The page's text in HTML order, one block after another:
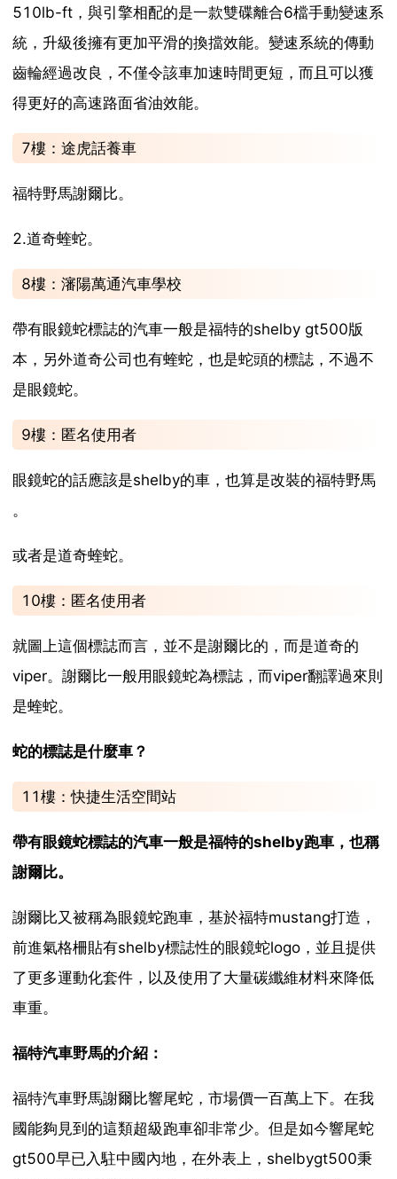
510lb-ft，與引擎相配的是一款雙碟離合6檔手動變速系
統，升級後擁有更加平滑的換擋效能。變速系統的傳動
齒輪經過改良，不僅令該車加速時間更短，而且可以獲
得更好的高速路面省油效能。
7樓：途虎話養車
福特野馬謝爾比。
2.道奇蝰蛇。
8樓：瀋陽萬通汽車學校
帶有眼鏡蛇標誌的汽車一般是福特的shelby gt500版
本，另外道奇公司也有蝰蛇，也是蛇頭的標誌，不過不
是眼鏡蛇。
9樓：匿名使用者
眼鏡蛇的話應該是shelby的車，也算是改裝的福特野馬
。
或者是道奇蝰蛇。
10樓：匿名使用者
就圖上這個標誌而言，並不是謝爾比的，而是道奇的
viper。謝爾比一般用眼鏡蛇為標誌，而viper翻譯過來則
是蝰蛇。
蛇的標誌是什麼車？
11樓：快捷生活空間站
帶有眼鏡蛇標誌的汽車一般是福特的shelby跑車，也稱
謝爾比。
謝爾比又被稱為眼鏡蛇跑車，基於福特mustang打造，
前進氣格柵貼有shelby標誌性的眼鏡蛇logo，並且提供
了更多運動化套件，以及使用了大量碳纖維材料來降低
車重。
福特汽車野馬的介紹：
福特汽車野馬謝爾比響尾蛇，市場價一百萬上下。在我
國能夠見到的這類超級跑車卻非常少。但是如今響尾蛇
gt500早已入駐中國內地，在外表上，shelbygt500秉